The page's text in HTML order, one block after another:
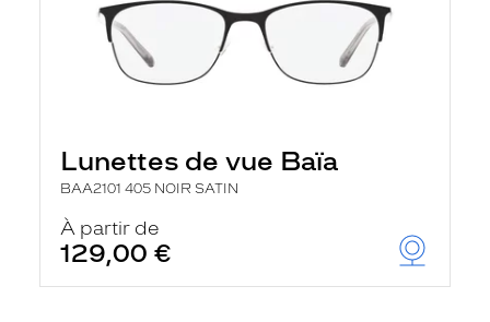
Lunettes de vue Baïa
BAA2101 405 NOIR SATIN
À partir de
129,00 €